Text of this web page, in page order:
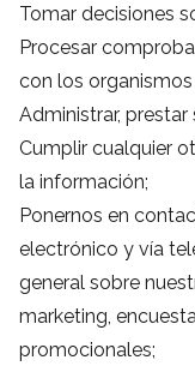
Tomar decisiones
Procesar
con los
Administrar,
Cumplir cualquier
la información;
Ponernos en
electrónico y vía
general sobre
marketing,
promocionales;